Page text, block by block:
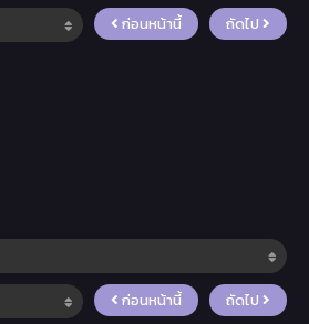
ก่อนหน้านี้ ถัดไป
ก่อนหน้านี้ ถัดไป